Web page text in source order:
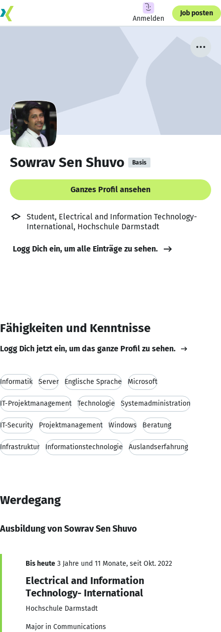
Anmelden
Job posten
Sowrav Sen Shuvo Basis
Ganzes Profil ansehen
Student, Electrical and Information Technology-
International, Hochschule Darmstadt
Logg Dich ein, um alle Einträge zu sehen.
Fähigkeiten und Kenntnisse
Logg Dich jetzt ein, um das ganze Profil zu sehen.
Informatik Server Englische Sprache Microsoft
IT-Projektmanagement Technologie Systemadministration
IT-Security Projektmanagement Windows Beratung
Infrastruktur Informationstechnologie Auslandserfahrung
Werdegang
Ausbildung von Sowrav Sen Shuvo
Bis heute 3 Jahre und 11 Monate, seit Okt. 2022
Electrical and Information
Technology- International
Hochschule Darmstadt
Major in Communications